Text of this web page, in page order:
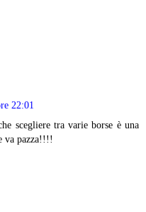
22:01
scegliere tra varie borse è una
va pazza!!!!